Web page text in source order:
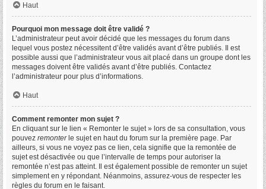
Haut
Pourquoi mon message doit être validé ?
L’administrateur peut avoir décidé que les messages du forum dans
lequel vous postez nécessitent d’être validés avant d’être publiés. Il est
possible aussi que l’administrateur vous ait placé dans un groupe dont les
messages doivent être validés avant d’être publiés. Contactez
l’administrateur pour plus d’informations.
Haut
Comment remonter mon sujet ?
En cliquant sur le lien « Remonter le sujet » lors de sa consultation, vous
pouvez remonterle sujet en haut du forum sur la première page. Par
ailleurs, si vous ne voyez pas ce lien, cela signifie que la remontée de
sujet est désactivée ou que l’intervalle de temps pour autoriser la
remontée n’est pas atteint. Il est également possible de remonter un sujet
simplement en y répondant. Néanmoins, assurez-vous de respecter les
règles du forum en le faisant.